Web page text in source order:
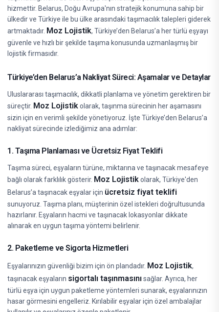
hizmettir. Belarus, Doğu Avrupa'nın stratejik konumuna sahip bir
ülkedir ve Türkiye ile bu ülke arasındaki taşımacılık talepleri giderek
artmaktadır. Moz Lojistik, Türkiye’den Belarus’a her türlü eşyayı
güvenle ve hızlı bir şekilde taşıma konusunda uzmanlaşmış bir
lojistik firmasıdır.
Türkiye’den Belarus’a Nakliyat Süreci: Aşamalar ve Detaylar
Uluslararası taşımacılık, dikkatli planlama ve yönetim gerektiren bir
süreçtir. Moz Lojistikolarak, taşınma sürecinin her aşamasını
sizin için en verimli şekilde yönetiyoruz. İşte Türkiye’den Belarus’a
nakliyat sürecinde izlediğimiz ana adımlar:
1. Taşıma Planlaması ve Ücretsiz Fiyat Teklifi
Taşıma süreci, eşyaların türüne, miktarına ve taşınacak mesafeye
bağlı olarak farklılık gösterir. Moz Lojistikolarak, Türkiye'den
Belarus’a taşınacak eşyalar için ücretsiz fiyat teklifi
sunuyoruz. Taşıma planı, müşterinin özel istekleri doğrultusunda
hazırlanır. Eşyaların hacmi ve taşınacak lokasyonlar dikkate
alınarak en uygun taşıma yöntemi belirlenir.
2. Paketleme ve Sigorta Hizmetleri
Eşyalarınızın güvenliği bizim için ön plandadır. Moz Lojistik,
taşınacak eşyaların sigortalı taşınmasınısağlar. Ayrıca, her
türlü eşya için uygun paketleme yöntemleri sunarak, eşyalarınızın
hasar görmesini engelleriz. Kırılabilir eşyalar için özel ambalajlar